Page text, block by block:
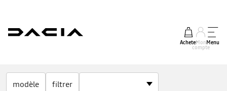
AcheterMon
compte
Menu
modèle filtrer